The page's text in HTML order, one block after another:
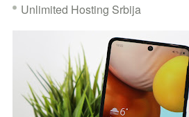
Unlimited Hosting Srbija